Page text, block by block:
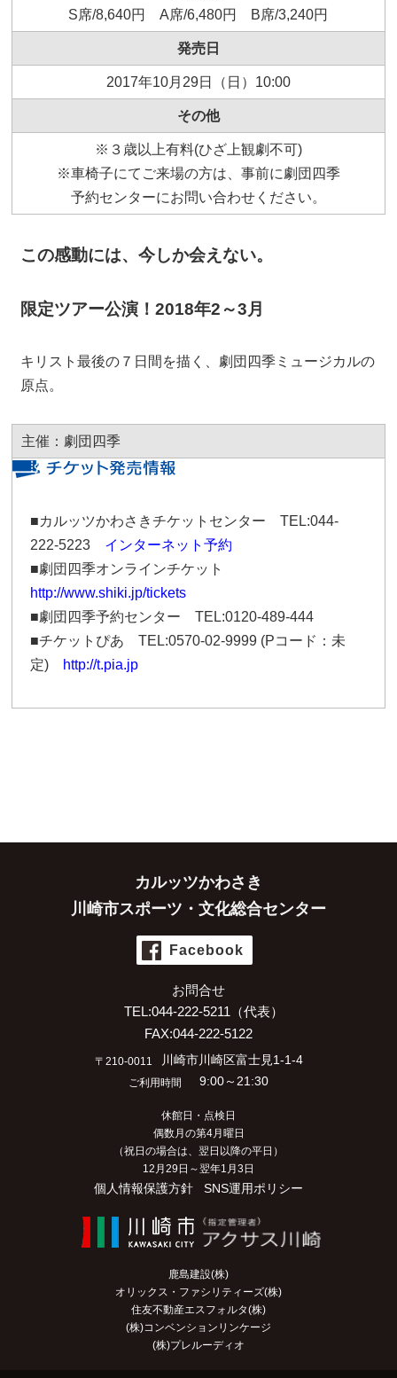
S席/8,640円 A席/6,480円 B席/3,240円
発売日
2017年10月29日（日）10:00
その他
※３歳以上有料(ひざ上観劇不可)
※車椅子にてご来場の方は、事前に劇団四季
予約センターにお問い合わせください。
この感動には、今しか会えない。
限定ツアー公演！2018年2～3月
キリスト最後の７日間を描く、劇団四季ミュージカルの
原点。
主催：劇団四季
■カルッツかわさきチケットセンター TEL:044-
222-5223 インターネット予約
■劇団四季オンラインチケット
http://www.shiki.jp/tickets
■劇団四季予約センター TEL:0120-489-444
■チケットぴあ TEL:0570-02-9999 (Pコード：未
定) http://t.pia.jp
カルッツかわさき
川崎市スポーツ・文化総合センター
Facebook
お問合せ
TEL:044-222-5211（代表）
FAX:044-222-5122
〒210-0011 川崎市川崎区富士見1-1-4
ご利用時間 9:00～21:30
休館日・点検日
偶数月の第4月曜日
（祝日の場合は、翌日以降の平日）
12月29日～翌年1月3日
個人情報保護方針 SNS運用ポリシー
鹿島建設(株)
オリックス・ファシリティーズ(株)
住友不動産エスフォルタ(株)
(株)コンベンションリンケージ
(株)プレルーディオ